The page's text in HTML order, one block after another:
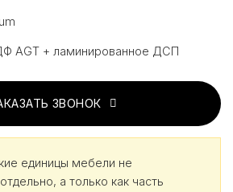
AGT + ламинированное ДСП
ЗВОНОК
единицы мебели не
а только как часть